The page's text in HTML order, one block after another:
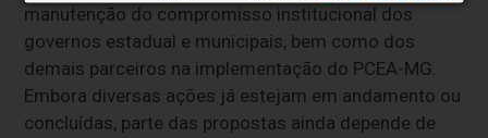
manutenção do compromisso institucional dos
governos estadual e municipais, bem como dos
demais parceiros na implementação do PCEA-MG.
Embora diversas ações já estejam em andamento ou
concluídas, parte das propostas ainda depende de